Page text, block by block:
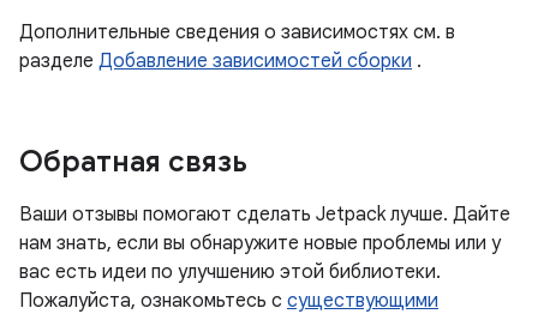
Дополнительные сведения о зависимостях см. в
разделе Добавление зависимостей сборки .
Обратная связь
Ваши отзывы помогают сделать Jetpack лучше. Дайте
нам знать, если вы обнаружите новые проблемы или у
вас есть идеи по улучшению этой библиотеки.
Пожалуйста, ознакомьтесь с существующими